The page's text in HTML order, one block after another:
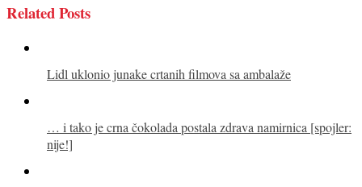
Related Posts
Lidl uklonio junake crtanih filmova sa ambalaže
… i tako je crna čokolada postala zdrava namirnica [spojler:
nije!]